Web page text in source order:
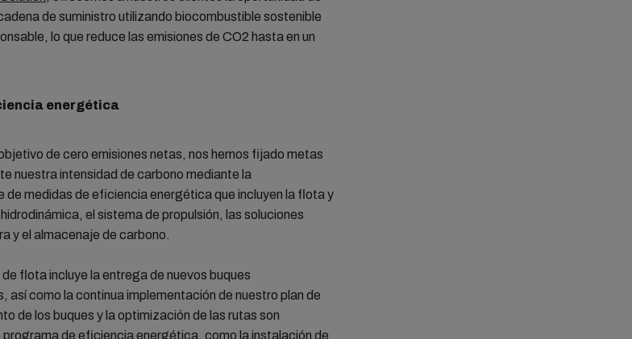
de suministro utilizando biocombustible sostenible
lo que reduce las emisiones de CO2 hasta en un
energética
de cero emisiones netas, nos hemos fijado metas
nuestra intensidad de carbono mediante la
de medidas de eficiencia energética que incluyen la flota y
el sistema de propulsión, las soluciones
y el almacenaje de carbono.
flota incluye la entrega de nuevos buques
como la continua implementación de nuestro plan de
de los buques y la optimización de las rutas son
de eficiencia energética, como la instalación de